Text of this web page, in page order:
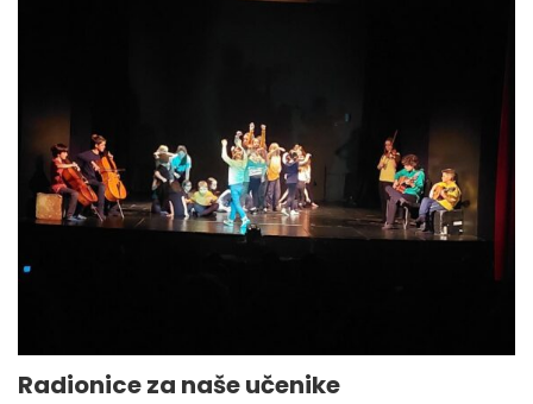
Radionice za naše učenike